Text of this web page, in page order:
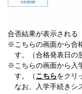
合否結果が表示される
※こちらの画面から合
す。（合格発表日の
※こちらの画面から入
す。（こちらをクリ
なお、入学手続きシ